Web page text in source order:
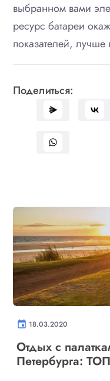
выбранном вами
ресурс батареи
показателей,
Поделиться:
event 18.03.2020
Отдых с
Петербурга: